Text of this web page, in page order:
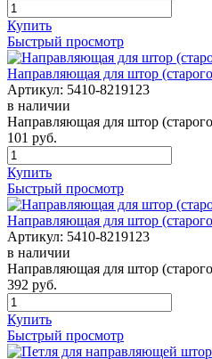
Купить
Быстрый просмотр
Направляющая для штор
Артикул: 5410-8219123
в наличии
Направляющая для штор
101 руб.
Купить
Быстрый просмотр
Направляющая для штор
Артикул: 5410-8219123
в наличии
Направляющая для штор
392 руб.
Купить
Быстрый просмотр